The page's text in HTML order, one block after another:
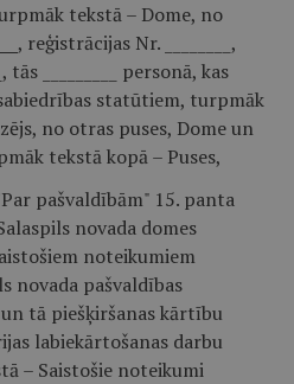
tekstā – Dome, no
, reģistrācijas Nr. ________,
tās _________ personā, kas
statūtiem, turpmāk
no otras puses, Dome un
tekstā kopā – Puses,
pašvaldībām" 15. panta
novada domes
noteikumiem
novada pašvaldības
tā piešķiršanas kārtību
labiekārtošanas darbu
– Saistošie noteikumi